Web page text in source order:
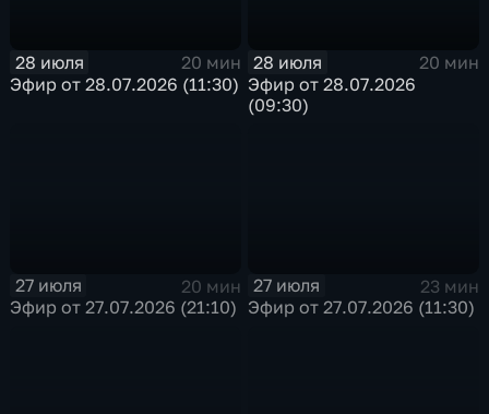
28 июля
20 мин
Эфир от 28.07.2026 (11:30)
28 июля
20 мин
Эфир от 28.07.2026
(09:30)
27 июля
20 мин
Эфир от 27.07.2026 (21:10)
27 июля
23 мин
Эфир от 27.07.2026 (11:30)